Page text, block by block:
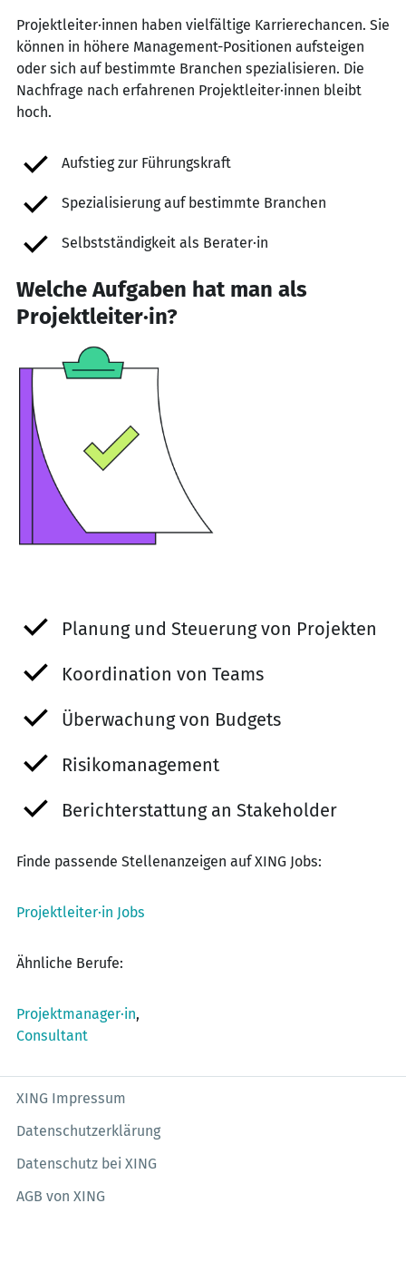
Projektleiter·innen haben vielfältige Karrierechancen. Sie
können in höhere Management-Positionen aufsteigen
oder sich auf bestimmte Branchen spezialisieren. Die
Nachfrage nach erfahrenen Projektleiter·innen bleibt
hoch.
Aufstieg zur Führungskraft
Spezialisierung auf bestimmte Branchen
Selbstständigkeit als Berater·in
Welche Aufgaben hat man als
Projektleiter·in?
Planung und Steuerung von Projekten
Koordination von Teams
Überwachung von Budgets
Risikomanagement
Berichterstattung an Stakeholder
Finde passende Stellenanzeigen auf XING Jobs:
Projektleiter·in Jobs
Ähnliche Berufe:
Projektmanager·in,
Consultant
XING Impressum
Datenschutzerklärung
Datenschutz bei XING
AGB von XING